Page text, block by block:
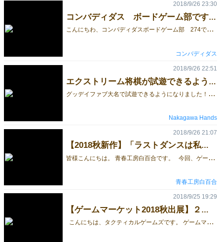
コンバディダス ボードゲーム部です。
こ
んにちわ、コンバディダスボードゲーム部 274です。 今回、我々コンバディダスは2018ゲムマ秋日曜に参加させてもらいます。 出品予定のゲームは 「おそうじとねこ」2018ゲムマ秋新作！ 「手札をなくしていく、簡単なカードゲーム！ かと思ったら、手札がどんどん増えていく！？ わんぱくねこにご用心！」 手札を無くした人が勝ちです。一度にたくさん手札を出すことが出来ます。 しかし、手札を出していると、わんぱくねこは黙っていられません。 わんぱくねこのカードゲームです。 「ＤＥＫｉＴＡ！」2017ゲムマ秋の作品の再販！ の2件になります。 「おそうじとねこ」の情報は随時更新して行きます。今回もよろしくお願いします！ @convedidas 20181125ｹﾞﾑﾏ秋日曜 コンバディダス ボードゲーム部 274
2018/9/26 23:30
コンバディダス
エクストリーム将棋が試遊できるようになりました！
グ
ッデイファブ大名で試遊できるようになりました！！ エクストリーム将棋の製作で、UVプリンタやレーザーカッターを貸して頂いた大変お世話になったファブスペースです。 まさに、エクストリーム将棋が生まれた場所です！！ 入場無料！ぜひ遊んでみてください！ https://twitter.com/kohta_nakagawa/status/1044858732709056516 ■場所 グッデイファブ大名 （福岡です） 大名小学校の中ですよー！ ■FB https://www.facebook.com/goodayfabdaimyo/
2018/9/26 22:51
Nakagawa Hands
【2018秋新作】「ラストダンスは私に」のカードデザイン公開！
皆
様こんにちは。 青春工房白百合です。 今回、ゲームマーケット2018秋に出展させていただくゲーム、 「ラストダンスは私に」 のカードデザインが決定しましたので、その一部をご紹介させていただきます。 ※ゲームの具体的な内容等は追々公開していく予定でございます。 まずは、こちら！ 画像左側：「姫」カード 画像右側：「王子」カード この二枚のいずれかのカードを最後に所有していればゲームに勝利することができる、メインとなるカードです。 姫カードと王子カードのデザインが異なっている点にご注目ください。 その理由を説明する前に、カードの裏面のデザインと並べた状態でご覧いただきましょう。 画像左側：「姫」カード 画像右側：カードの裏面 姫カードとカードの裏面のデザインを合わせている点にお気づきいただけたと思います。 姫カードからは、あえてカード名称や効果説明をなくし、このデザインにしています。 このデザインの意図をご説明しますと、このゲームの特色のひとつに、姫カードは常にカードの表面をみんなに見えるように手に持った状態でゲームをプレイする、というルールがあります。 つまり、姫カードを持っているプレイヤーの手札を見ると、姫カードと複数枚のカードの裏面が並ぶことになるのです。 その為、姫カードのデザインをカードの裏面のデザインに寄せることにしました。 デザイン担当から、姫カードと他のカードを手に持った際のデザインの統一感を出したい、との提案がありこのようなデザインとなりました。 デザイン担当のこだわりが見て取れるポイントですね。 最後に、パッケージのデザインも本日デザイン担当から上がって来ましたので合わせて公開します。 こちらになります！ いかがでしたでしょうか。 他のカードデザインもとても魅力的な仕上がりになっています。 これらのご紹介については、またのお楽しみとさせていただければと思います。 当サークルのブログでも情報を公開しておりますので、こちらの方もよろしくお願い致します。 http://blog.skshirayuri.com/ それでは。
2018/9/26 21:07
青春工房白百合
【ゲームマーケット2018秋出展】２つの新作発売します。
こんにちは、タクティカルゲームズです。 ゲームマーケット2018秋に１年ぶりに出展します！よろしくおねがいいたします。 タクティカルゲームズのブースでは、２つの新作と『スペースエディター』を出展予定です。『スペースエディター』は去年の2017秋にて発売したゲームです。現在アマゾンでは品切れとなっておりますが、ゲームマーケット２０１８秋では若干数の在庫にて販売予定です。 さて、２つの新作ですが１つめは『アフィニティー』です。競を行って自分の軍隊を完成させる競ゲーです。プレイ時間としては中量級位の重さのゲームでしょうか。裏切り者など競とってはいけない部隊が有る中で如何に自分の軍隊を強くするかが重要です。そして、もう１つの『リチュアル』は囚人のジレンマのシステムを使って邪悪な儀式をするというテーマの軽ゲーです。相手の手を読む程勝利に近づきます。 “駆け引きを制し、最強の軍隊を編成せよ！” プレイ人数: 3～5人 / プレイ時間: 20～30分 / 推奨年齢: 10歳以上 / 難易度:★★★☆☆ 【テーマ】 長く続いた戦乱の末に封建制度は衰退し、有力貴族は王位継承権を巡る争いを始める。兵は報酬など具体的な見返りを基に戦役従事する事となった。実利的な見返りは裏切りや離反を多発させ忠誠と正義の時代は終わりを告げる。そんな時代の最中、あなたは有力貴族の一人となって、他の貴族が所有する部隊や傭兵を抱き込み来る戦争の為に軍拡競争をして、だれよりも強力な軍隊を編成しなくはなりません。 【ジャンル】 軍編成競りゲーム（3～5人） 【ゲームの特徴】 ・競の対象となる部隊は親のみが見る事が出来るのでブラフや駆け引きといった心理戦が行われる所が楽しい。 ・最後まで競り取った部隊の内容が見れないので最後まで勝者がわからない。 ・手札の報酬カードには競りで有利になる能力がある物もある為、手札の中で自分なりの戦略を構築するのが楽しい。 ・部隊を集め軍隊をコレクションしている感じが楽しい。 【内容物】 部隊カード: 20枚 / 勅令カード: 20枚 / 編成カード: 10枚 / 報酬カード: 50枚 / 固定報酬カード: 15枚 / 勝利点マーカー: 36個 / サマリーカード: 5枚 / 親プレイヤーマーカー: 1個 / ルールブック: 1冊 【リンク】 アフィニティー（ゲムマブログ） 公式ページ（http://tactical-games.net/affinity/） ボドゲーマ（https://bodoge.hoobby.net/games/affinity） “読み、詠え” プレイ人数:2～5人 / プレイ時間;15～30分 / 推奨年齢:8歳以上 / 難易度:★★☆☆☆ 【テーマ】 『古き神々』の復活を願い、その封印を解く儀式を執り行う為に集った。最も儀式に貢献した者は古き神々復活の暁に多大な褒美を受け取る事が出来るだろう。その為には、他の術者を出し抜く邪悪な行いをしなくてはならない。他の術者の心の内を読み、彼らがどの様な行いをするのか良く観察して呪文を詠唱しなくてはならない。 【ジャンル】 囚人のジレンマの儀式ゲーム（2～5人） 【ゲームの特徴】 ・手の読み合いが熱い囚人のジレンマベースのカジュアルゲーム ・手札から1枚出して全員で公開するだけのシンプルなルールだけど奥が深い。 ・プレイヤーの性格がゲームに影響し、読めば読むほどドキドキする。 ・得点方法によってプレイヤーの目指す手が少しずつ見えてくる。 【内容物】 詠唱カード: 30枚 / 呪文マーカー: 15個 / 祭壇: １個 / 貢献マーカー: 33個 / 狂気マーカー: 16個 / スタートプレイヤーマーカー: １個 / サマリーカード: 5枚 / ルールシート: １枚 【リンク】 ゲムマブログ（http://gamemarket.jp/game/『リチュアル』ritual/） 公式ページ（http://tactical-games.net/ritual/） ボードゲーマ（https://bodoge.hoobby.net/games/ritual） ツイッターフォローも宜しくお願いいたします！ TWITTER→https://twitter.com/TacticalGamesJP
2018/9/25 19:29